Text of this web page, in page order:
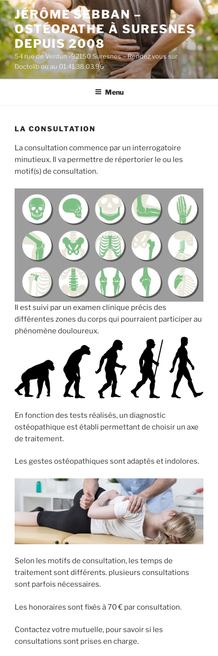
Aller
au
contenu
principal
JÉRÔME SEBBAN –
OSTÉOPATHE À SURESNES
DEPUIS 2008
54 rue de Verdun -92150 Suresnes – Rendez vous sur
Doctolib ou au 01.41.38.03.96
Menu
LA CONSULTATION
La consultation commence par un interrogatoire
minutieux. Il va permettre de répertorier le ou les
motif(s) de consultation.
Il est suivi par un examen clinique précis des
différentes zones du corps qui pourraient participer au
phénomène douloureux.
En fonction des tests réalisés, un diagnostic
ostéopathique est établi permettant de choisir un axe
de traitement.
Les gestes ostéopathiques sont adaptés et indolores.
Selon les motifs de consultation, les temps de
traitement sont différents. plusieurs consultations
sont parfois nécessaires.
Les honoraires sont fixés à 70 € par consultation.
Contactez votre mutuelle, pour savoir si les
consultations sont prises en charge.